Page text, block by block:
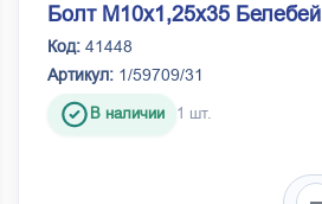
Болт М10х1,25х35 Белебей
Код: 41448
Артикул: 1/59709/31
В наличии 1 шт.